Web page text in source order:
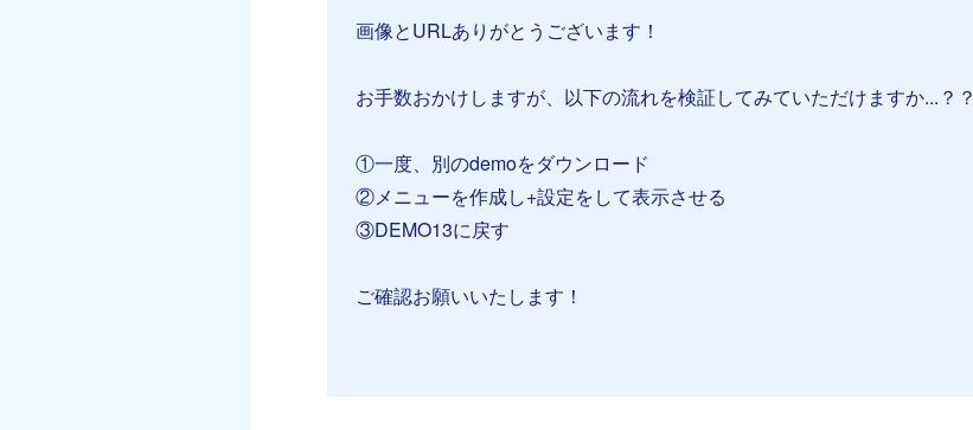
画像とURLありがとうございます！
お手数おかけしますが、以下の流れを検証してみていただけますか...？？
①一度、別のdemoをダウンロード
②メニューを作成し+設定をして表示させる
③DEMO13に戻す
ご確認お願いいたします！